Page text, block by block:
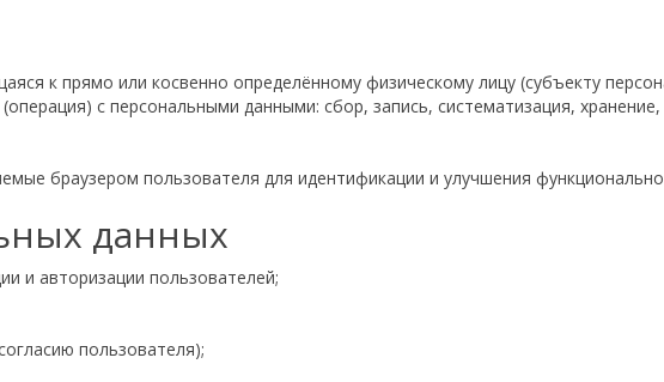
к прямо или косвенно определённому физическому лицу (субъекту
с персональными данными: сбор, запись, систематизация,
браузером пользователя для идентификации и улучшения
данных
и авторизации пользователей;
пользователя);